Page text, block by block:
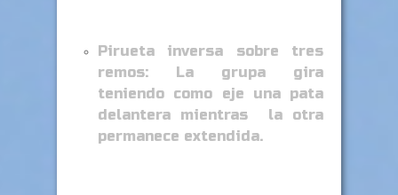
Pirueta inversa sobre tres
remos: La grupa gira
teniendo como eje una pata
delantera mientras la otra
permanece extendida.